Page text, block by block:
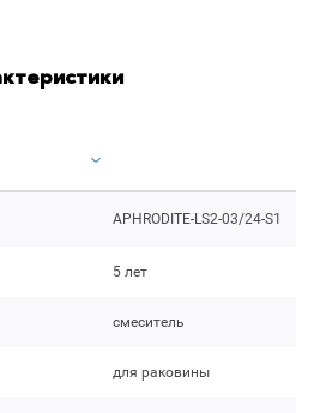
APHRODITE-LS2-03/24-S1
5 лет
смеситель
для раковины